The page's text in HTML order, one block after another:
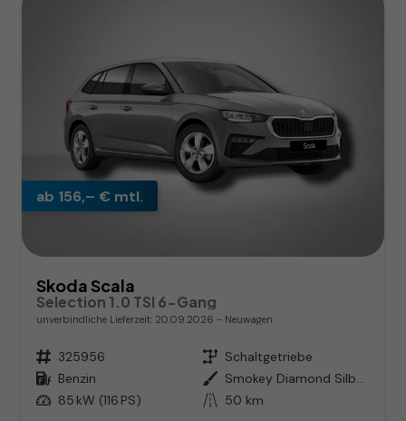
ab 156,– € mtl.
Skoda Scala
Selection 1.0 TSI 6-Gang
unverbindliche Lieferzeit: 20.09.2026 Neuwagen
Fahrzeugnr. 325956 Getriebe Schaltgetriebe
Kraftstoff Benzin Außenfarbe
Smokey Diamond Silber Metallic
Leistung 85 kW (116 PS) Kilometerstand 50 km